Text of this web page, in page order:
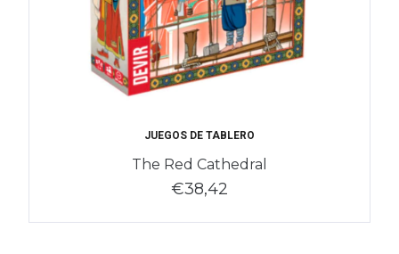
JUEGOS DE TABLERO
The Red Cathedral
€38,42